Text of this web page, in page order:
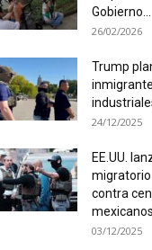
Gobierno...
26/02/2026
Trump
24/12/2025
EE.UU.
migratorio
contra
mexicanos
03/12/2025